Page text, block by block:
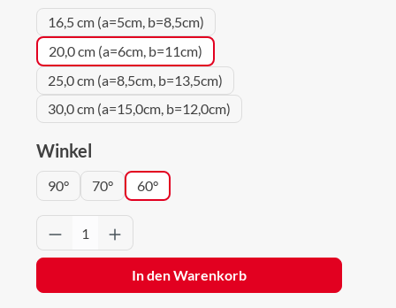
16,5 cm (a=5cm, b=8,5cm)
20,0 cm (a=6cm, b=11cm)
25,0 cm (a=8,5cm, b=13,5cm)
30,0 cm (a=15,0cm, b=12,0cm)
Winkel
90° 70° 60°
Produkt Anzahl: Gib den gewünschten
In den Warenkorb